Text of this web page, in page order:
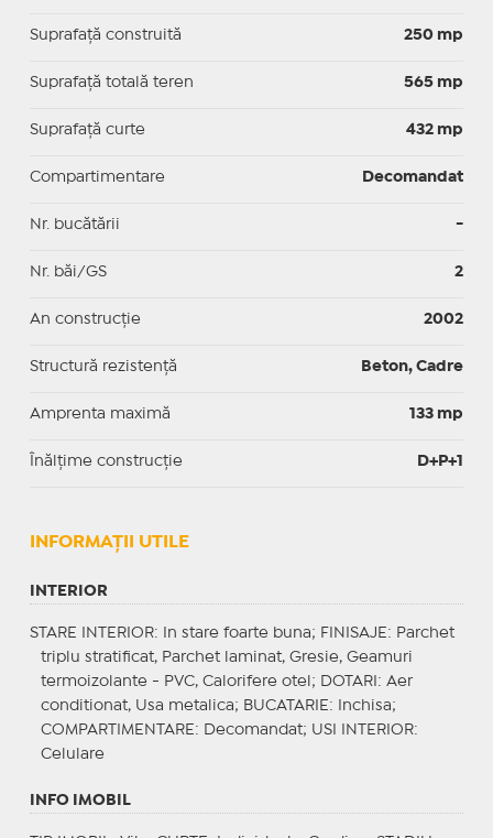
Suprafaţă construită 250 mp
Suprafață totală teren 565 mp
Suprafaţă curte 432 mp
Compartimentare Decomandat
Nr. bucătării -
Nr. băi/GS 2
An construcție 2002
Structură rezistență Beton, Cadre
Amprenta maximă 133 mp
Înălțime construcție D+P+1
INFORMAŢII UTILE
INTERIOR
STARE INTERIOR: In stare foarte buna; FINISAJE : Parchet
triplu stratificat, Parchet laminat, Gresie, Geamuri
termoizolante - PVC, Calorifere otel;
DOTARI : Aer
conditionat, Usa metalica; BUCATARIE : Inchisa;
COMPARTIMENTARE : Decomandat; USI INTERIOR:
Celulare
INFO IMOBIL